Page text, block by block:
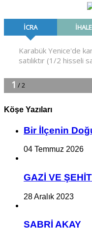
Köşe Yazıları
Bir İlçe­nin
04 Temmuz 2026
GAZİ VE
28 Aralık 2023
SABRİ AKAY